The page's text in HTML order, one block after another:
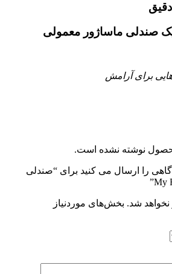
یک صندلی ماساژور معمولی
برای آرامش
نوشته نشده است.
را ارسال می کنید برای “صندلی
شد. بخش‌های موردنیاز